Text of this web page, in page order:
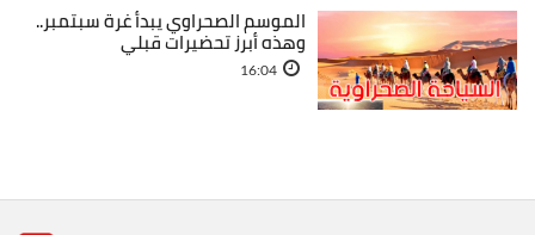
الموسم الصحراوي يبدأ غرة سبتمبر..
وهذه أبرز تحضيرات قبلي
16:04